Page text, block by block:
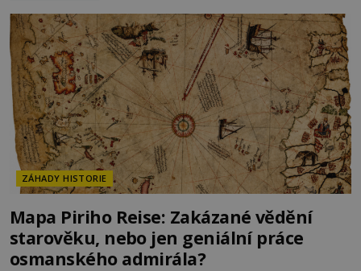
dost. Čas pracuje pro obléhatele. Ve městě ubývají
zásoby a každý den znamená další porci strádá
ZÁHADY HISTORIE
Mapa Piriho Reise: Zakázané vědění
starověku, nebo jen geniální práce
osmanského admirála?